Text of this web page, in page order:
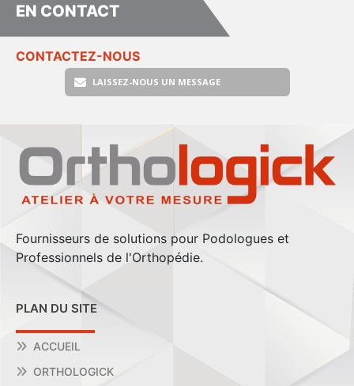
EN CONTACT
CONTACTEZ-NOUS
LAISSEZ-NOUS UN MESSAGE
Fournisseurs de solutions pour Podologues et
Professionnels de l'Orthopédie.
PLAN DU SITE
ACCUEIL
ORTHOLOGICK